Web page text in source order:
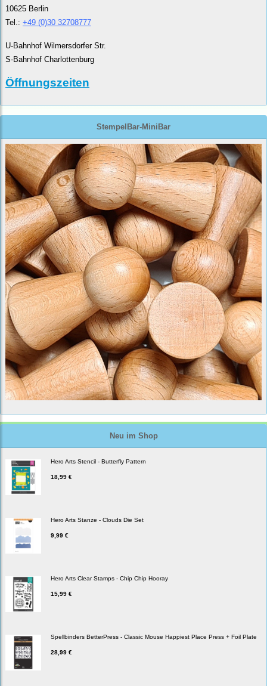
10625 Berlin
Tel.: +49 (0)30 32708777
U-Bahnhof Wilmersdorfer Str.
S-Bahnhof Charlottenburg
Öffnungszeiten
StempelBar-MiniBar
Neu im Shop
Hero Arts Stencil - Butterfly Pattern
18,99 €
Hero Arts Stanze - Clouds Die Set
9,99 €
Hero Arts Clear Stamps - Chip Chip Hooray
15,99 €
Spellbinders BetterPress - Classic Mouse Happiest Place Press + Foil Plate
28,99 €